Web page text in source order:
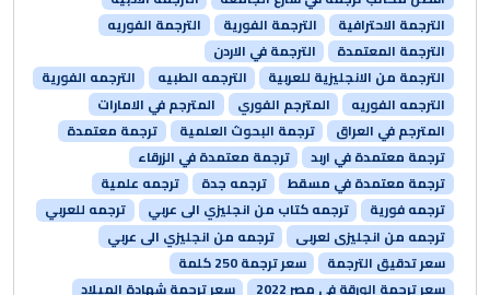
الترجمة الاحترافية
الترجمة الفورية
الترجمة الفوريه
الترجمة المعتمدة
الترجمة في الاردن
الترجمة من الانجليزية للعربية
الترجمه الطبيه
الترجمه الفورية
الترجمه الفوريه
المترجم الفوري
المترجم في الامارات
المترجم في العراق
ترجمة البحوث العلمية
ترجمة معتمدة
ترجمة معتمدة في اربد
ترجمة معتمدة في الزرقاء
ترجمة معتمدة في مسقط
ترجمه جدة
ترجمه علمية
ترجمه فورية
ترجمه كتاب من انجليزي الى عربي
ترجمه للعربي
ترجمه من انجليزى لعربى
ترجمه من انجليزي الى عربي
سعر تدقيق الترجمة
سعر ترجمة 250 كلمة
سعر ترجمة الورقة في مصر 2022
سعر ترجمة شهادة الميلاد